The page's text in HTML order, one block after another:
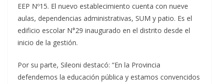
EEP Nº15. El nuevo establecimiento cuenta con nueve
aulas, dependencias administrativas, SUM y patio. Es el
edificio escolar N°29 inaugurado en el distrito desde el
inicio de la gestión.
Por su parte, Sileoni destacó: “En la Provincia
defendemos la educación pública y estamos convencidos